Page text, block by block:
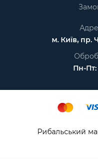
м. Київ, пр.
Пн-Пт:
Рибальський